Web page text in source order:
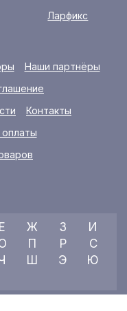
Ларфикс
Наши партнёры
Контакты
Е Ж З
И
П Р
С
Ш Э
Ю